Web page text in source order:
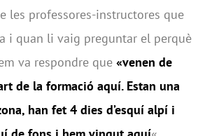
les professores-instructores que
i quan li vaig preguntar el perquè
va respondre que «venen de
de la formació aquí. Estan una
han fet 4 dies d’esquí alpí i